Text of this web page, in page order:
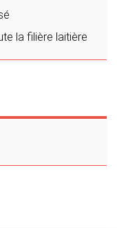
la filière laitière